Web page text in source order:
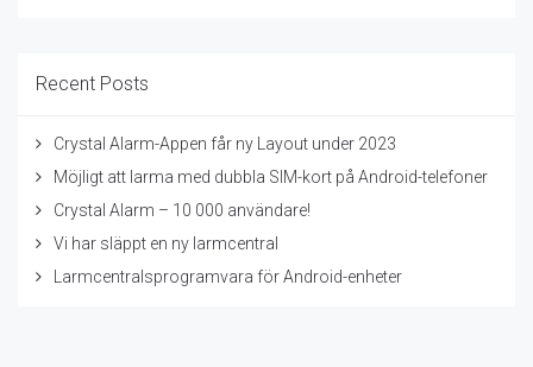
Recent Posts
Crystal Alarm-Appen får ny Layout under 2023
Möjligt att larma med dubbla SIM-kort på Android-telefoner
Crystal Alarm – 10 000 användare!
Vi har släppt en ny larmcentral
Larmcentralsprogramvara för Android-enheter